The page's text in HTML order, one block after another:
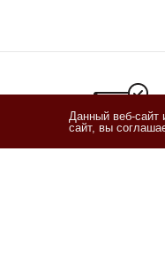
Данный веб-сайт
сайт, вы